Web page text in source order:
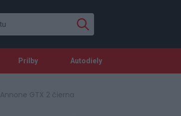
Prilby Autodiely
GTX 2 čierna